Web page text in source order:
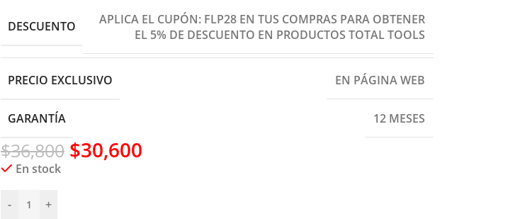
DESCUENTO
APLICA EL CUPÓN: FLP28 EN TUS COMPRAS PARA OBTENER
EL 5% DE DESCUENTO EN PRODUCTOS TOTAL TOOLS
PRECIO EXCLUSIVO EN PÁGINA WEB
GARANTÍA 12 MESES
$36,800 $30,600
En stock
- +